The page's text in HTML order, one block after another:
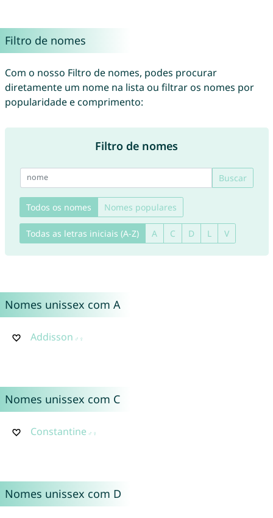
Filtro de nomes
Com o nosso Filtro de nomes, podes procurar
diretamente um nome na lista ou filtrar os nomes por
popularidade e comprimento:
Filtro de nomes
Buscar
Todos os nomes Nomes populares
Todas as letras iniciais (A-Z) A C D L V
Nomes unissex com A
Addisson
Nomes unissex com C
Constantine
Nomes unissex com D